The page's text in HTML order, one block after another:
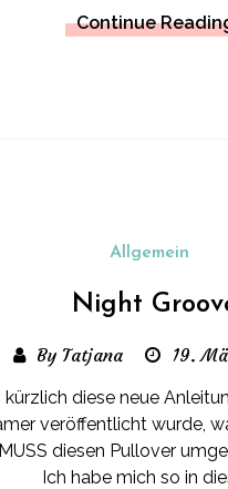
Continue
Allgemein
Night
By Tatjana 19.
kürzlich diese neue
veröffentlicht wurde,
diesen Pullover
Ich habe mich so in